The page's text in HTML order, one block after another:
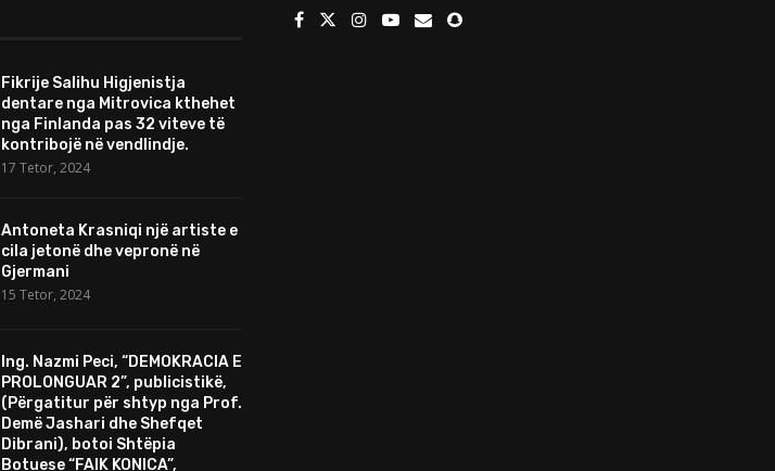
Fikrije Salihu Higjenistja
dentare nga Mitrovica kthehet
nga Finlanda pas 32 viteve të
kontribojë në vendlindje.
17 Tetor, 2024
Antoneta Krasniqi një artiste e
cila jetonë dhe vepronë në
Gjermani
15 Tetor, 2024
Ing. Nazmi Peci, “DEMOKRACIA E
PROLONGUAR 2”, publicistikë,
(Përgatitur për shtyp nga Prof.
Demë Jashari dhe Shefqet
Dibrani), botoi Shtëpia
Botuese “FAIK KONICA”,